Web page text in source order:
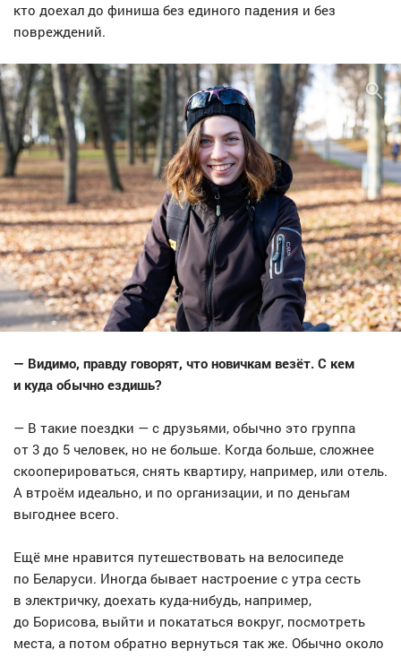
кто доехал до финиша без единого падения и без
повреждений.
— Видимо, правду говорят, что новичкам везёт. С кем
и куда обычно ездишь?
— В такие поездки — с друзьями, обычно это группа
от 3 до 5 человек, но не больше. Когда больше, сложнее
скооперироваться, снять квартиру, например, или отель.
А втроём идеально, и по организации, и по деньгам
выгоднее всего.
Ещё мне нравится путешествовать на велосипеде
по Беларуси. Иногда бывает настроение с утра сесть
в электричку, доехать куда-нибудь, например,
до Борисова, выйти и покататься вокруг, посмотреть
места, а потом обратно вернуться так же. Обычно около